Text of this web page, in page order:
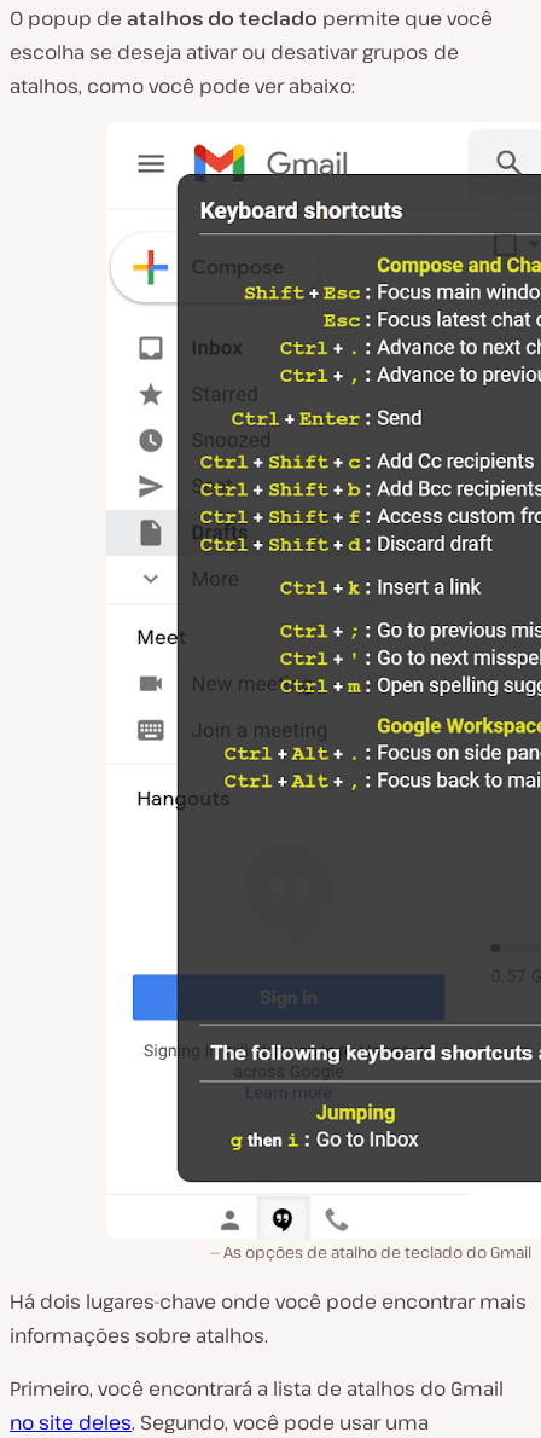
O popup de atalhos do teclado permite que você
escolha se deseja ativar ou desativar grupos de
atalhos, como você pode ver abaixo:
As opções de atalho de teclado do Gmail
Há dois lugares-chave onde você pode encontrar mais
informações sobre atalhos.
Primeiro, você encontrará a lista de atalhos do Gmail
no site deles. Segundo, você pode usar uma